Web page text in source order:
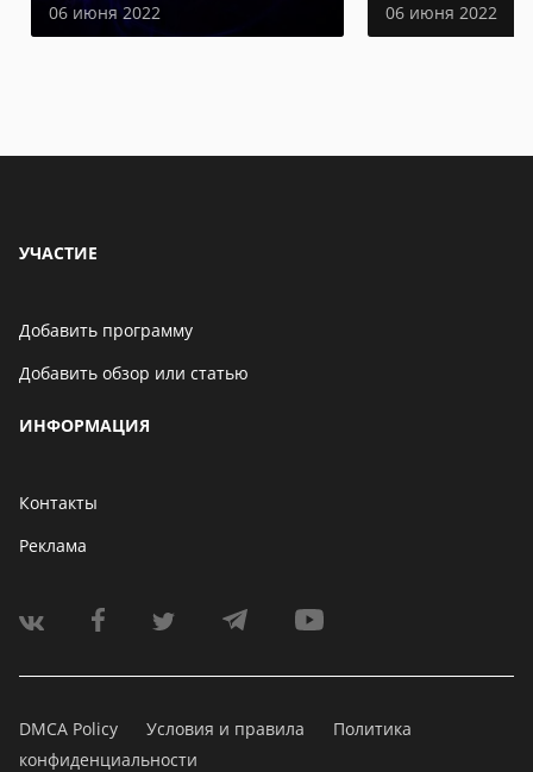
06 июня 2022 06 июня 2022
УЧАСТИЕ
Добавить программу
Добавить обзор или статью
ИНФОРМАЦИЯ
Контакты
Реклама
DMCA Policy Условия и правила
Политика
конфиденциальности